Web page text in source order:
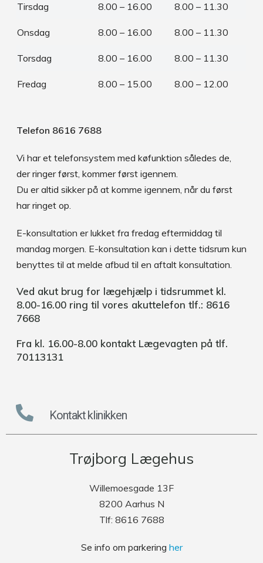
Tirsdag 8.00 – 16.00 8.00 – 11.30
Onsdag 8.00 – 16.00 8.00 – 11.30
Torsdag 8.00 – 16.00 8.00 – 11.30
Fredag 8.00 – 15.00 8.00 – 12.00
Telefon 8616 7688
Vi har et telefonsystem med køfunktion således de,
der ringer først, kommer først igennem.
Du er altid sikker på at komme igennem, når du først
har ringet op.
E-konsultation er lukket fra fredag eftermiddag til
mandag morgen. E-konsultation kan i dette tidsrum kun
benyttes til at melde afbud til en aftalt konsultation.
Ved akut brug for lægehjælp i tidsrummet kl.
8.00-16.00 ring til vores akuttelefon tlf.: 8616
7668
Fra kl. 16.00-8.00 kontakt Lægevagten på tlf.
70113131
Kontakt klinikken
Trøjborg Lægehus
Willemoesgade 13F
8200 Aarhus N
Tlf: 8616 7688
Se info om parkering her